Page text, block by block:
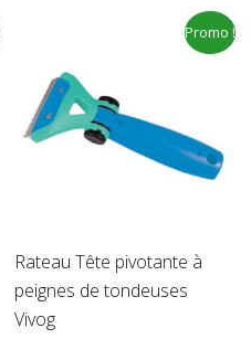
Promo !
Rateau Tête pivotante à
peignes de tondeuses
Vivog
était :
72.00€.21.90€.